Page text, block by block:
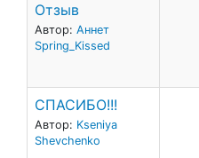
Отзыв
Автор: Аннет
Spring_Kissed
СПАСИБО!!!
Автор: Kseniya
Shevchenko